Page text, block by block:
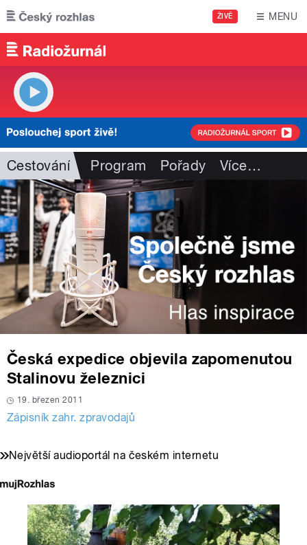
Přejít k hlavnímu obsahu
ŽIVĚ MENU
Cestování Program Pořady Více…
Česká expedice objevila zapomenutou
Stalinovu železnici
19. březen 2011
Zápisník zahr. zpravodajů
Největší audioportál na českém internetu